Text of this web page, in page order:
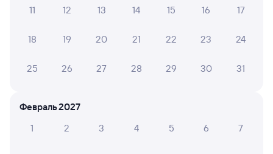
в Полоцк. Обратите внимание, расписание может
измениться. На сайте tutu.ru вы найдете актуальное
о покупке билетов РЖД
На этом направлении ходит 0 поездов.
11 12 13 14 15 16 17
18 19 20 21 22 23 24
25 26 27 28 29 30 31
Февраль 2027
1
2 3 4 5 6 7